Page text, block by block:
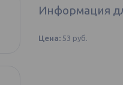
Информация
Цена: 53 руб.